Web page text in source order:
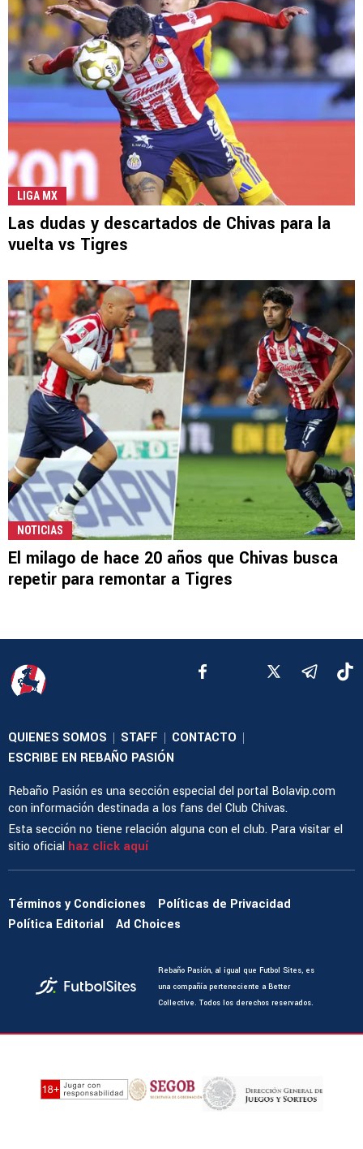
LIGA MX
Las dudas y descartados de Chivas para la
vuelta vs Tigres
NOTICIAS
El milago de hace 20 años que Chivas busca
repetir para remontar a Tigres
QUIENES SOMOS | STAFF | CONTACTO |
ESCRIBE EN REBAÑO PASIÓN
Rebaño Pasión es una sección especial del portal Bolavip.com
con información destinada a los fans del Club Chivas.
Esta sección no tiene relación alguna con el club. Para visitar el
sitio oficial haz click aquí
Términos y Condiciones
Políticas de Privacidad
Política Editorial
Ad Choices
Rebaño Pasión, al igual que Futbol Sites, es
una compañía perteneciente a Better
Collective. Todos los derechos reservados.